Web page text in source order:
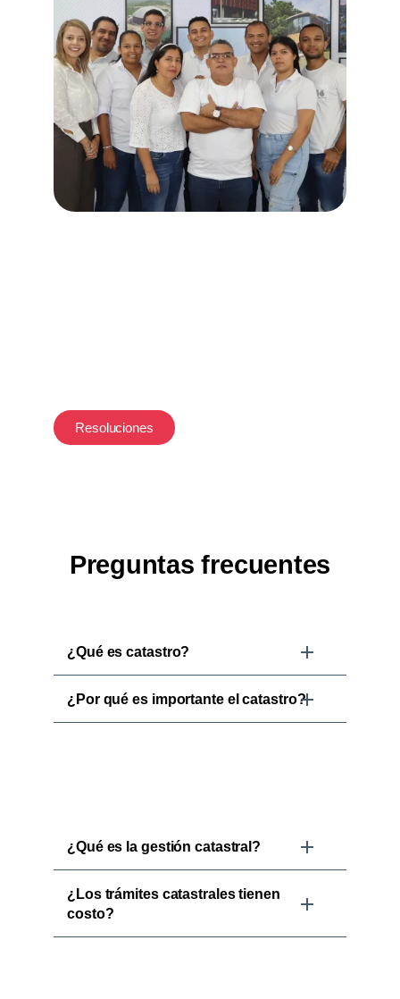
Resoluciones
Preguntas frecuentes
¿Qué es catastro?
¿Por qué es importante el catastro?
¿Qué es la gestión catastral?
¿Los trámites catastrales tienen
costo?